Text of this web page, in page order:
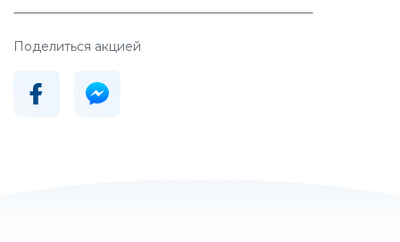
Поделиться акцией